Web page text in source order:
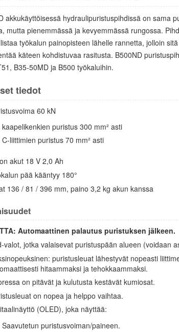
akkukäyttöisessä hydraulipuristuspihdissä on sama
mutta pienemmässä ja kevyemmässä rungossa.
työkalun painopisteen lähelle rannetta, jolloin
käteen kohdistuvaa rasitusta. B500ND
B35-50MD ja B500 työkaluihin.
tiedot
60 kN
kaapelikenkien puristus 300 mm² asti
C-liittimien puristus 70 mm² asti
akut 18 V 2,0 Ah
pää kääntyy 180°
136 / 81 / 396 mm, paino 3,2 kg akun kanssa
Automaattinen palautus puristuksen jälkeen.
valot, jotka valaisevat puristuspään alueen (voidaan
puristusleuat lähestyvät nopeasti
hitaammaksi ja tehokkaammaksi.
on pitävät ja kulutusta kestävät kumiosat.
on nopea ja helppo vaihtaa.
(OLED), joka näyttää:
Saavutetun puristusvoiman/paineen.